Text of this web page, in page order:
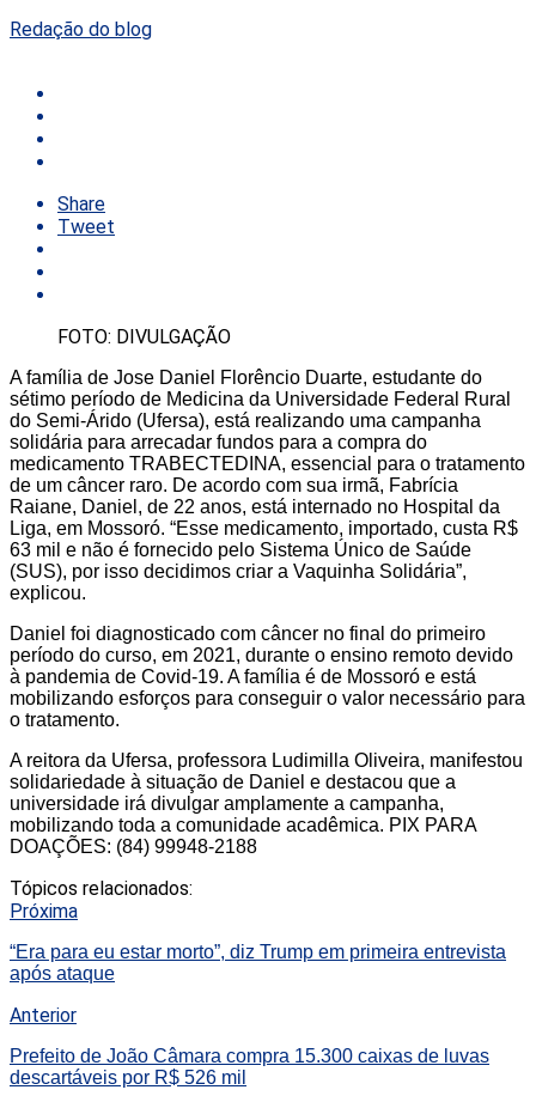
Redação do blog
Share
Tweet
FOTO: DIVULGAÇÃO
A família de Jose Daniel Florêncio Duarte, estudante do
sétimo período de Medicina da Universidade Federal Rural
do Semi-Árido (Ufersa), está realizando uma campanha
solidária para arrecadar fundos para a compra do
medicamento TRABECTEDINA, essencial para o tratamento
de um câncer raro. De acordo com sua irmã, Fabrícia
Raiane, Daniel, de 22 anos, está internado no Hospital da
Liga, em Mossoró. “Esse medicamento, importado, custa R$
63 mil e não é fornecido pelo Sistema Único de Saúde
(SUS), por isso decidimos criar a Vaquinha Solidária”,
explicou.
Daniel foi diagnosticado com câncer no final do primeiro
período do curso, em 2021, durante o ensino remoto devido
à pandemia de Covid-19. A família é de Mossoró e está
mobilizando esforços para conseguir o valor necessário para
o tratamento.
A reitora da Ufersa, professora Ludimilla Oliveira, manifestou
solidariedade à situação de Daniel e destacou que a
universidade irá divulgar amplamente a campanha,
mobilizando toda a comunidade acadêmica. PIX PARA
DOAÇÕES: (84) 99948-2188
Tópicos relacionados:
Próxima
“Era para eu estar morto”, diz Trump em primeira entrevista
após ataque
Anterior
Prefeito de João Câmara compra 15.300 caixas de luvas
descartáveis por R$ 526 mil